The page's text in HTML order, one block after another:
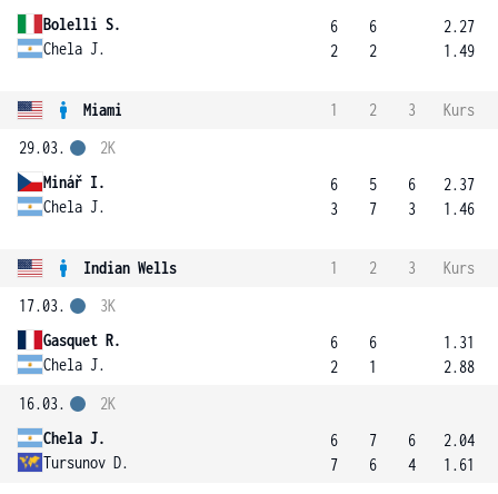
Bolelli S.
Chela J.
6
2
6
2
2.27
1.49
Miami 1 2 3
Kurs
29.03.
Minář I.
Chela J.
2K
6
3
5
7
6
3
2.37
1.46
Indian Wells 1 2 3
Kurs
17.03.
Gasquet R.
Chela J.
3K
6
2
6
1
1.31
2.88
16.03.
Chela J.
Tursunov D.
2K
6
7
7
6
6
4
2.04
1.61